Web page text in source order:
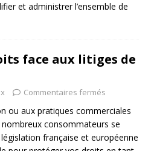
et administrer l’ensemble de
face aux litiges de
Commentaires fermés
ou aux pratiques commerciales
consommateurs se
française et européenne